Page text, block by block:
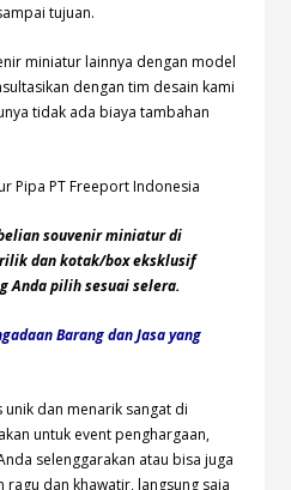
tujuan.
miniatur lainnya dengan model
dengan tim desain kami
tidak ada biaya tambahan
souvenir miniatur di
dan kotak/box eksklusif
Anda pilih sesuai selera.
Barang dan Jasa yang
dan menarik sangat di
untuk event penghargaan,
selenggarakan atau bisa juga
ragu dan khawatir, langsung saja